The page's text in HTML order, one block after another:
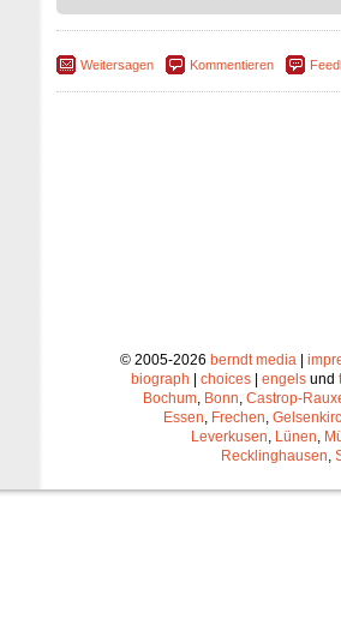
Weitersagen Kommentieren
© 2005-2026 berndt media|
biograph
choices engels und
Bochum, Bonn, Castrop-
Essen, Frechen,
Leverkusen, Lünen,
Recklinghausen,